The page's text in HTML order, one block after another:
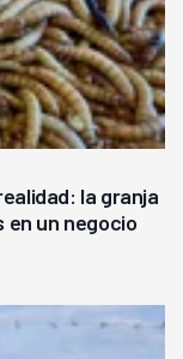
la granja
un negocio